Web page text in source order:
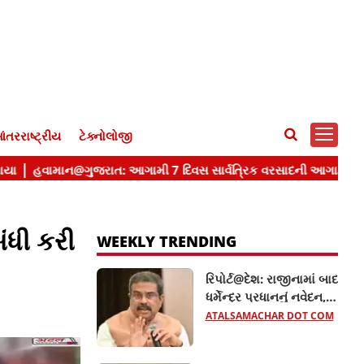
ટેક્નોલોજી
કરી
WEEKLY TRENDING
રિપોર્ટ@દેશ: રાજીનામાં બાદ
ધર્મેન્દ્ર પ્રધાનનું નવેદન,
NEET વિવાદ અંગે શુ કહ્યું?
ATALSAMACHAR DOT COM